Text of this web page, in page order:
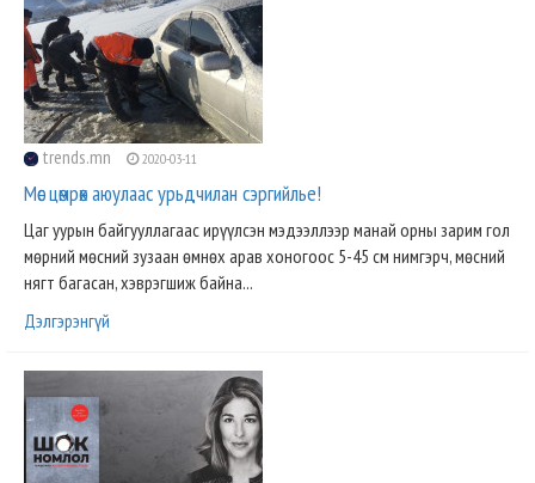
trends.mn 2020-03-11
Мөс цөмрөх аюулаас урьдчилан сэргийлье!
Цаг уурын байгууллагаас ирүүлсэн мэдээллээр манай орны зарим гол
мөрний мөсний зузаан өмнөх арав хоногоос 5-45 см нимгэрч, мөсний
нягт багасан, хэврэгшиж байна...
Дэлгэрэнгүй